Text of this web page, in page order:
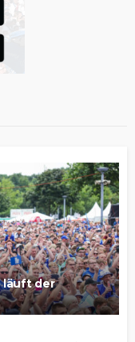
läuft der